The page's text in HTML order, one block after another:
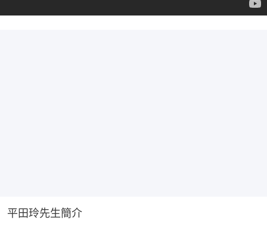
平田玲先生簡介